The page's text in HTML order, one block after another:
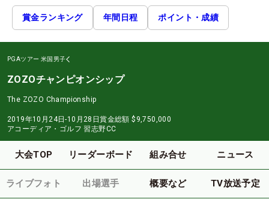
賞金ランキング 年間日程 ポイント・成績
PGAツアー 米国男子
ZOZOチャンピオンシップ
The ZOZO Championship
2019年10月24日-10月28日賞金総額 $9,750,000
アコーディア・ゴルフ 習志野CC
大会TOP リーダーボード 組み合せ ニュース
ライブフォト 出場選手 概要など TV放送予定